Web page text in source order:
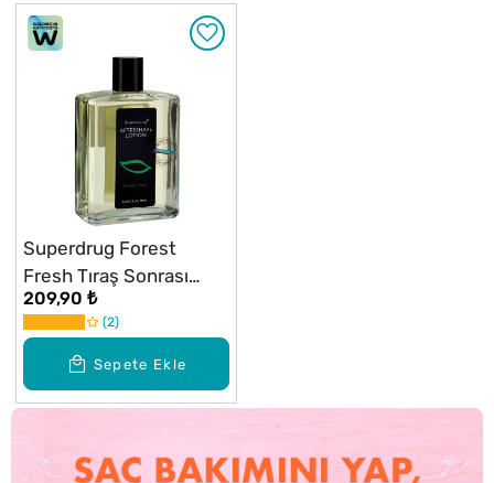
Sepete Ekle
Superdrug Forest
Fresh Tıraş Sonrası
Losyon 125 ml
209,90 ₺
2